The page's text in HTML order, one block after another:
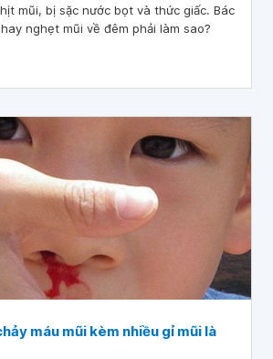
mũi, bị sặc nước bọt và thức giấc. Bác
nghẹt mũi về đêm phải làm sao?
máu mũi kèm nhiều gỉ mũi là